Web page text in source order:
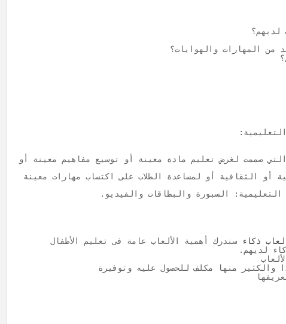
لديهم؟
من المهارات والهوايات؟
التي صممت لغرض تعليم مادة معينة أو توسيع مفاهيم معينة أو
أو الثقافية أو لمساعدة الطلاب على اكتساب مهارات معينة
السبورة والبطاقات والفيديو.
العاب ذكاء
سندرك أهمية الألعاب عامة فى تعليم الأطفال
لديهم.
والكثير منها مكلف للحصول عليه وتوفيرة